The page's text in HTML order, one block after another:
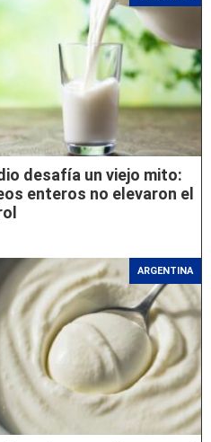
desafía un viejo mito:
enteros no elevaron el
ARGENTINA